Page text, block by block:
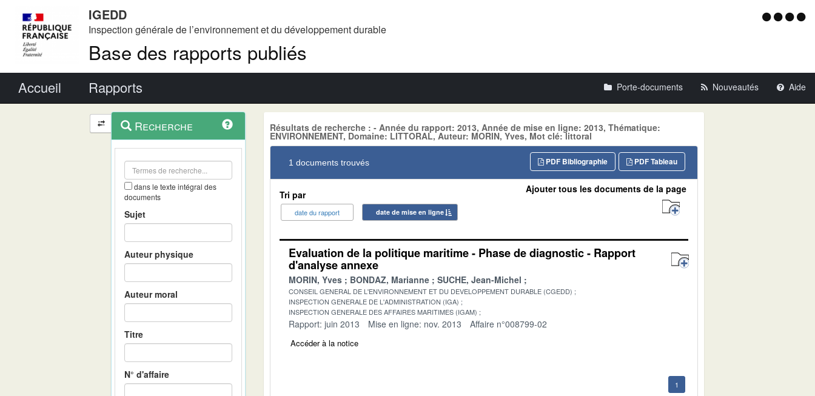
IGEDD
Inspection générale de l’environnement et du développement durable
Base des rapports publiés
Menu
Accueil Rapports Porte-documents Nouveautés Aide
Navigation
et
outils
contextuel
Recherche
dans le texte intégral des
documents
Sujet
Auteur physique
Auteur moral
Titre
N° d'affaire
Résultats de recherche : - Année du rapport: 2013, Année de mise en ligne: 2013, Thématique:
ENVIRONNEMENT, Domaine: LITTORAL, Auteur: MORIN, Yves, Mot clé: littoral
1 documents trouvés PDF Tableau
PDF Bibliographie
Tri par
date du rapport date de mise en ligne
Ajouter tous les documents de la page
Evaluation de la politique maritime - Phase de diagnostic - Rapport
d'analyse annexe
MORIN, Yves BONDAZ, Marianne SUCHE, Jean-Michel
CONSEIL GENERAL DE L'ENVIRONNEMENT ET DU DEVELOPPEMENT DURABLE (CGEDD)
INSPECTION GENERALE DE L'ADMINISTRATION (IGA)
INSPECTION GENERALE DES AFFAIRES MARITIMES (IGAM)
Rapport: juin 2013 Mise en ligne: nov. 2013 Affaire n°008799-02
Accéder à la notice
1